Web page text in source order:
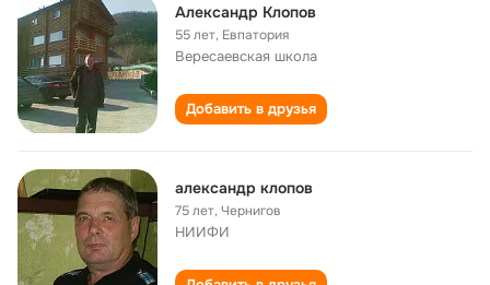
Александр Клопов
55 лет, Евпатория
Вересаевская школа
Добавить в друзья
александр клопов
75 лет,Чернигов
НИИФИ